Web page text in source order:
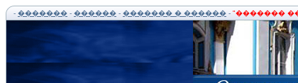
- ������� - ������ - ������� � ������ - "�������